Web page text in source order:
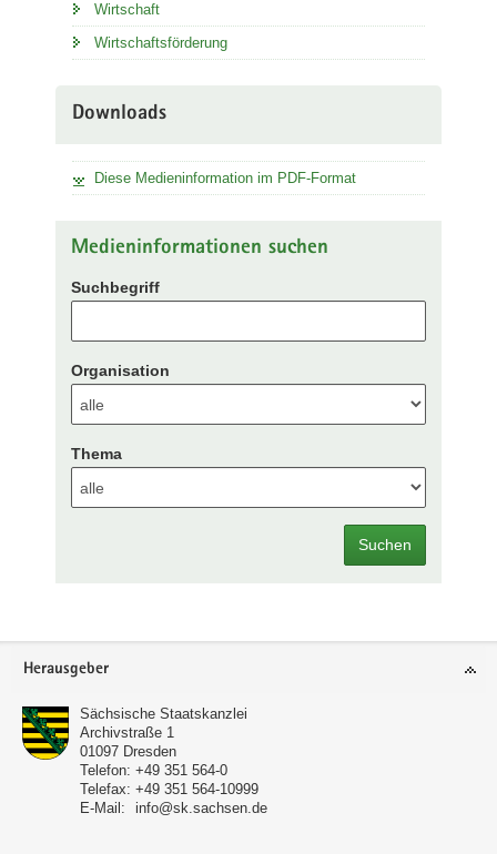
Wirtschaft
Wirtschaftsförderung
Downloads
Diese Medieninformation im PDF-Format
Medieninformationen suchen
Suchbegriff
Organisation
Thema
Suchen
Footer-
Herausgeber
Sächsische Staatskanzlei
Archivstraße 1
01097 Dresden
Telefon: +49 351 564-0
Telefax: +49 351 564-10999
E-Mail:
info@sk.sachsen.de